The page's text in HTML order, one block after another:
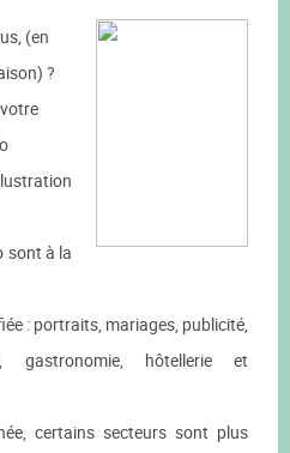
(en
?
sont à la
: portraits, mariages, publicité,
gastronomie, hôtellerie et
certains secteurs sont plus